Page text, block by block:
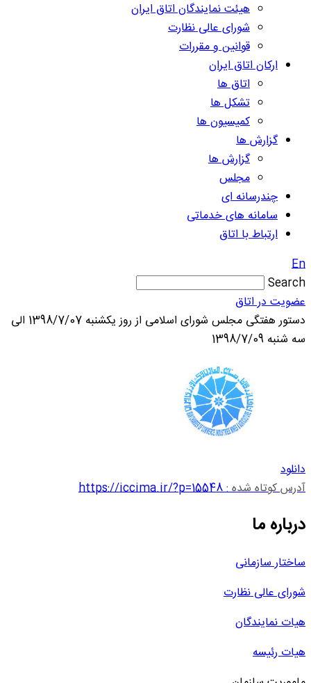
هیئت نمایندگان اتاق ایران
شورای عالی نظارت
قوانین و مقررات
ارکان اتاق ایران
اتاق ها
تشکل ها
کمیسیون ها
گزارش ها
گزارش ها
مجلس
چندرسانه ای
سامانه های خدماتی
ارتباط با اتاق
En
Search
عضویت در اتاق
دستور هفتگی مجلس شورای اسلامی از روز یکشنبه 1398/7/07 الی
سه شنبه 1398/7/09
دانلود
آدرس کوتاه شده :https://iccima.ir/?p=15548
درباره ما
ساختار سازمانی
شورای عالی نظارت
هیات نمایندگان
هیات رئیسه